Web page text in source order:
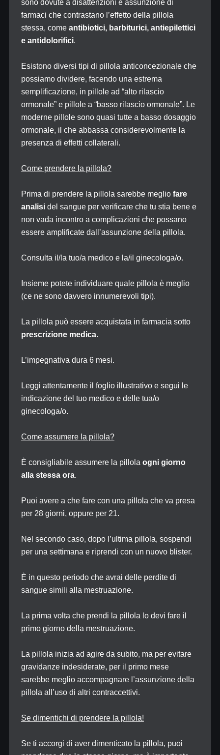
sono dovute a disattenzioni e assunzione di
farmaci che contrastano l’effetto della pillola
stessa, come antibiotici, barbiturici, antiepilettici
e antidolorifici.
Esistono diversi tipi di pillola anticoncezionale che
possiamo dividere, facendo una estrema
semplificazione, in pillole ad “alto rilascio
ormonale” e pillole a “basso rilascio ormonale”. Le
moderne pillole sono quasi tutte a basso dosaggio
ormonale, il che abbassa considerevolmente la
presenza di effetti collaterali.
Come prendere la pillola?
Prima di prendere la pillola sarebbe meglio fare
analisidel sangue per verificare che tu stia bene e
non vada incontro a complicazioni che possano
essere amplificate dall’assunzione della pillola.
Consulta il/la tuo/a medico e la/il ginecologa/o.
Insieme potete individuare quale pillola è meglio
(ce ne sono davvero innumerevoli tipi).
La pillola può essere acquistata in farmacia sotto
prescrizione medica.
L’impegnativa dura 6 mesi.
Leggi attentamente il foglio illustrativo e segui le
indicazione del tuo medico e delle tua/o
ginecologa/o.
Come assumere la pillola?
È consigliabile assumere la pillola ogni giorno
alla stessa ora.
Puoi avere a che fare con una pillola che va presa
per 28 giorni, oppure per 21.
Nel secondo caso, dopo l’ultima pillola, sospendi
per una settimana e riprendi con un nuovo blister.
È in questo periodo che avrai delle perdite di
sangue simili alla mestruazione.
La prima volta che prendi la pillola lo devi fare il
primo giorno della mestruazione.
La pillola inizia ad agire da subito, ma per evitare
gravidanze indesiderate, per il primo mese
sarebbe meglio accompagnare l’assunzione della
pillola all’uso di altri contraccettivi.
Se dimentichi di prendere la pillola!
Se ti accorgi di aver dimenticato la pillola, puoi